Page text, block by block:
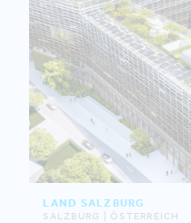
LAND SALZBURG
SALZBURG | ÖSTERREICH